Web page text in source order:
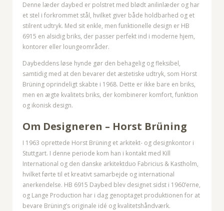
Denne læder daybed er polstret med blødt anilinlæder og har
et stel i forkrommet stål, hvilket giver både holdbarhed og et
stilrent udtryk. Med sit enkle, men funktionelle design er HB
6915 en alsidig briks, der passer perfekt ind i moderne hjem,
kontorer eller loungeområder.
Daybeddens løse hynde gør den behagelig og fleksibel,
samtidig med at den bevarer det æstetiske udtryk, som Horst
Brüning oprindeligt skabte i 1968. Dette er ikke bare en briks,
men en ægte kvalitets briks, der kombinerer komfort, funktion
og ikonisk design.
Om Designeren – Horst Brüning
I 1963 oprettede Horst Brüning et arkitekt- og designkontor i
Stuttgart. I denne periode kom han i kontakt med Kill
International og den danske arkitektduo Fabricius & Kastholm,
hvilket førte til et kreativt samarbejde og international
anerkendelse. HB 6915 Daybed blev designet sidst i 1960’erne,
og Lange Production har i dag genoptaget produktionen for at
bevare Brüning’s originale idé og kvalitetshåndværk.